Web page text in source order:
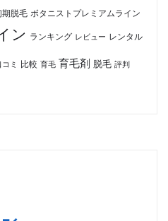
期脱毛 ボタニストプレミアムライン
ン ランキング レビュー レンタル
コミ 比較 育毛 育毛剤 脱毛 評判